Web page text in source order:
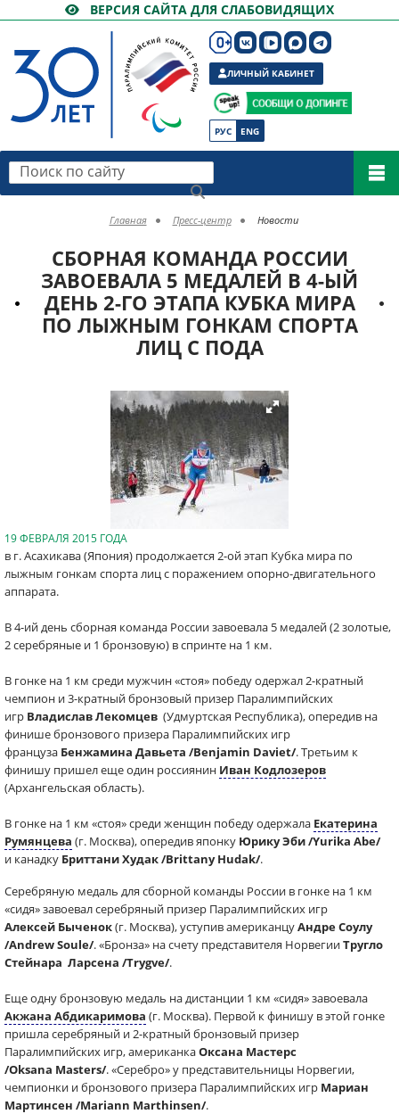
ВЕРСИЯ САЙТА ДЛЯ СЛАБОВИДЯЩИХ
РУС ENG
ЛИЧНЫЙ КАБИНЕТ
Поиск по сайту
Главная Пресс-центр Новости
СБОРНАЯ КОМАНДА РОССИИ
ЗАВОЕВАЛА 5 МЕДАЛЕЙ В 4-ЫЙ
ДЕНЬ 2-ГО ЭТАПА КУБКА МИРА
ПО ЛЫЖНЫМ ГОНКАМ СПОРТА
ЛИЦ С ПОДА
19 ФЕВРАЛЯ 2015 ГОДА
в г. Асахикава (Япония) продолжается 2-ой этап Кубка мира по
лыжным гонкам спорта лиц с поражением опорно-двигательного
аппарата.
В 4-ий день сборная команда России завоевала 5 медалей (2 золотые,
2 серебряные и 1 бронзовую) в спринте на 1 км.
В гонке на 1 км среди мужчин «стоя» победу одержал 2-кратный
чемпион и 3-кратный бронзовый призер Паралимпийских
игр Владислав Лекомцев (Удмуртская Республика), опередив на
финише бронзового призера Паралимпийских игр
француза Бенжамина Давьета /Benjamin Daviet/. Третьим к
финишу пришел еще один россиянин Иван Кодлозеров
(Архангельская область).
В гонке на 1 км «стоя» среди женщин победу одержала Екатерина
Румянцева (г. Москва), опередив японку Юрику Эби /Yurika Abe/
и канадку Бриттани Худак /Brittany Hudak/.
Серебряную медаль для сборной команды России в гонке на 1 км
«сидя» завоевалсеребряный призер Паралимпийских игр
Алексей Быченок(г. Москва), уступив американцуАндре Соулу
/Andrew Soule/. «Бронза» на счету представителя НорвегииТругло
Стейнара Ларсена /Trygve/.
Еще одну бронзовую медаль на дистанции 1 км «сидя» завоевала
Акжана Абдикаримова (г. Москва). Первой к финишу в этой гонке
пришла серебряный и 2-кратный бронзовый призер
Паралимпийских игр, американкаОксана Мастерс
/Oksana Masters/.«Серебро» у представительницы Норвегии,
чемпионки и бронзового призера Паралимпийских игр Мариан
Мартинсен /Mariann Marthinsen/.